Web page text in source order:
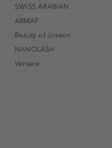
SWISS ARABIAN
ARMAF
Beauty of Joseon
NANOLASH
Versace